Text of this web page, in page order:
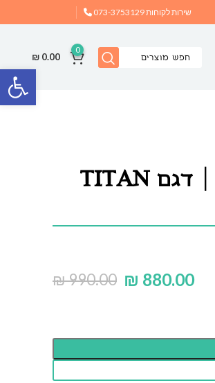
שירות לקוחות073-3753129
0
₪ 0.00
תנור אינפרא אדום + שלט | דגם TITAN
₪990.00 ₪ 880.00